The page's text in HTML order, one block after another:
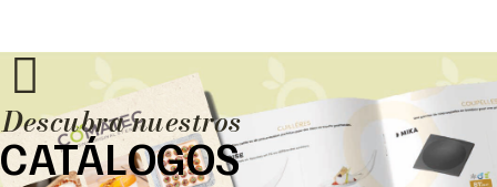
Descubra nuestros
CATÁLOGOS